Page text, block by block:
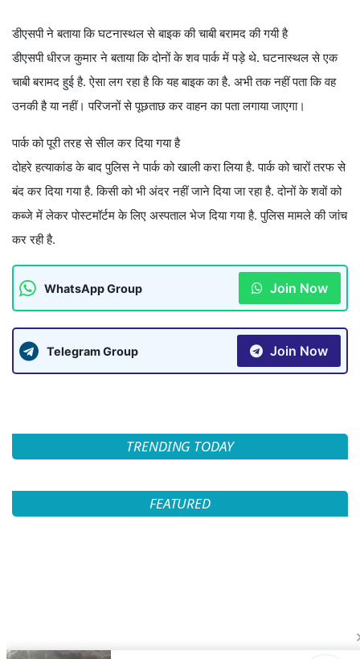
डीएसपी ने बताया कि घटनास्थल से बाइक की चाबी बरामद की गयी है
डीएसपी धीरज कुमार ने बताया कि दोनों के शव पार्क में पड़े थे. घटनास्थल से एक
चाबी बरामद हुई है. ऐसा लग रहा है कि यह बाइक का है. अभी तक नहीं पता कि वह
उनकी है या नहीं। परिजनों से पूछताछ कर वाहन का पता लगाया जाएगा।
पार्क को पूरी तरह से सील कर दिया गया है
दोहरे हत्याकांड के बाद पुलिस ने पार्क को खाली करा लिया है. पार्क को चारों तरफ से
बंद कर दिया गया है. किसी को भी अंदर नहीं जाने दिया जा रहा है. दोनों के शवों को
कब्जे में लेकर पोस्टमॉर्टम के लिए अस्पताल भेज दिया गया है. पुलिस मामले की जांच
कर रही है.
WhatsApp Group Join Now
Telegram Group Join Now
TRENDING TODAY
FEATURED